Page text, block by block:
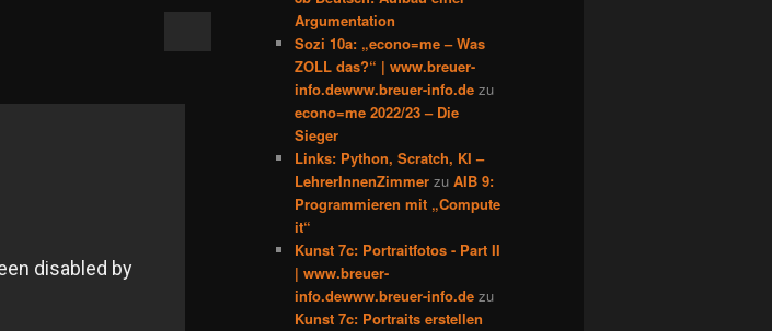
Argumentation
Sozi 10a: „econo=me – Was
ZOLL das?“ | www.breuer-
info.dewww.breuer-info.de zu
econo=me 2022/23 – Die
Sieger
Links: Python, Scratch, KI –
LehrerInnenZimmer zu AIB 9:
Programmieren mit „Compute
it“
Kunst 7c: Portraitfotos - Part II
| www.breuer-
info.dewww.breuer-info.de zu
Kunst 7c: Portraits erstellen